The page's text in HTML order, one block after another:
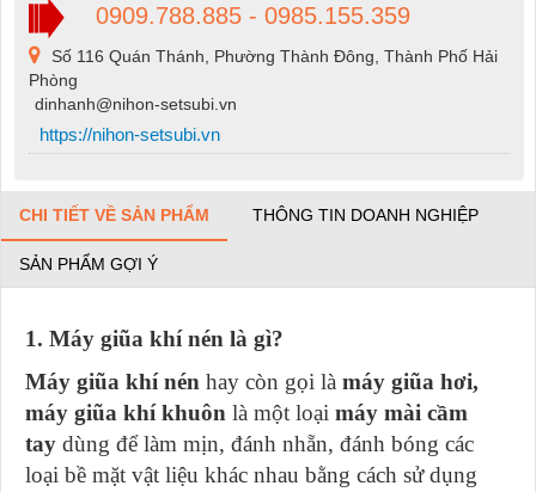
0909.788.885 - 0985.155.359
Số 116 Quán Thánh, Phường Thành Đông, Thành Phố Hải
Phòng
dinhanh@nihon-setsubi.vn
https://nihon-setsubi.vn
CHI TIẾT VỀ SẢN PHẨM THÔNG TIN DOANH NGHIỆP
SẢN PHẨM GỢI Ý
1. Máy giũa khí nén là gì?
Máy giũa khí nén hay còn gọi là máy giũa hơi,
máy giũa khí khuôn là một loại máy mài cầm
tay dùng để làm mịn, đánh nhẵn, đánh bóng các
loại bề mặt vật liệu khác nhau bằng cách sử dụng